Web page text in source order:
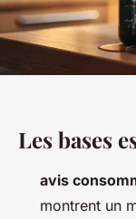
Les bases
avis
montrent un